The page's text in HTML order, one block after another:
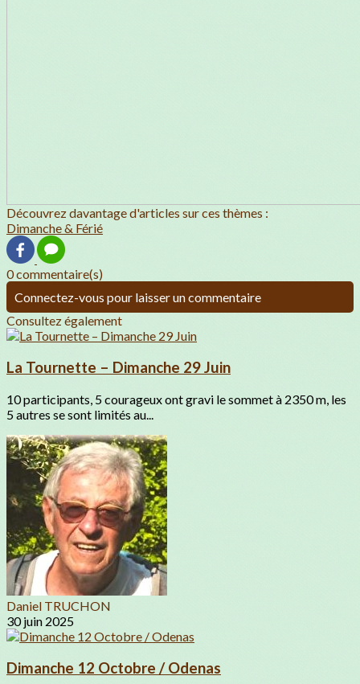
Découvrez davantage d'articles sur ces thèmes :
Dimanche & Férié
0 commentaire(s)
Connectez-vous pour laisser un commentaire
Consultez également
La Tournette – Dimanche 29 Juin
10 participants, 5 courageux ont gravi le sommet à 2350 m, les
5 autres se sont limités au...
Daniel TRUCHON
30 juin 2025
Dimanche 12 Octobre / Odenas